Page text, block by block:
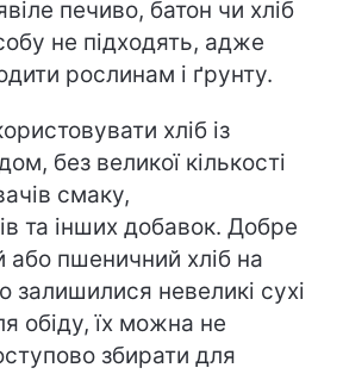
печиво, батон чи хліб
не підходять, адже
рослинам і ґрунту.
хліб із
без великої кількості
смаку,
та інших добавок. Добре
або пшеничний хліб на
залишилися невеликі сухі
обіду, їх можна не
збирати для